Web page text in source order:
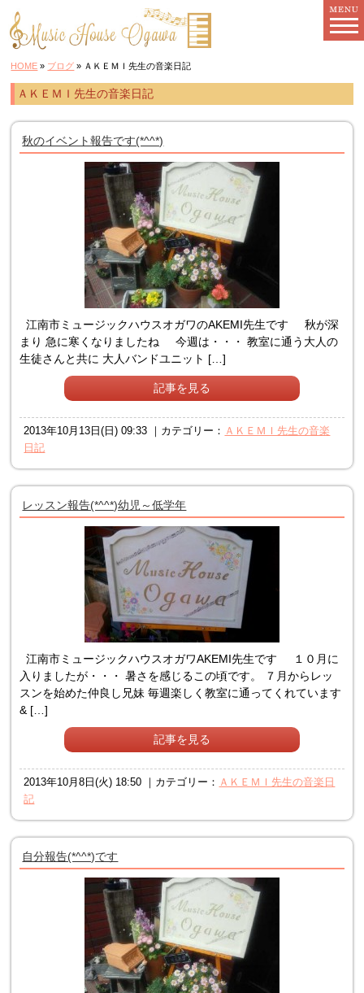
HOME » ブログ » ＡＫＥＭＩ先生の音楽日記
ＡＫＥＭＩ先生の音楽日記
秋のイベント報告です(*^^*)
江南市ミュージックハウスオガワのAKEMI先生です 秋が深
まり 急に寒くなりましたね 今週は・・・ 教室に通う大人の
生徒さんと共に 大人バンドユニット […]
記事を見る
2013年10月13日(日) 09:33 ｜カテゴリー： ＡＫＥＭＩ先生の音楽
日記
レッスン報告(*^^*)幼児～低学年
江南市ミュージックハウスオガワAKEMI先生です １０月に
入りましたが・・・ 暑さを感じるこの頃です。 ７月からレッ
スンを始めた仲良し兄妹 毎週楽しく教室に通ってくれています
& […]
記事を見る
2013年10月8日(火) 18:50 ｜カテゴリー： ＡＫＥＭＩ先生の音楽日
記
自分報告(*^^*)です